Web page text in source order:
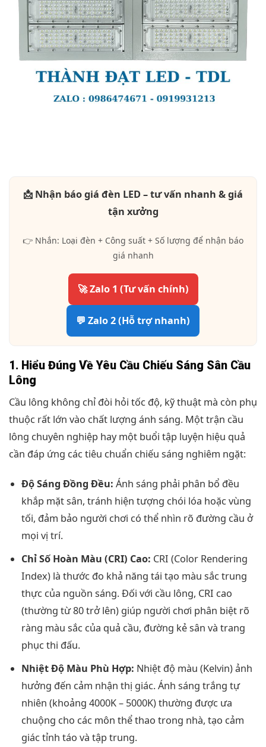
📩 Nhận báo giá đèn LED – tư vấn nhanh & giá
tận xưởng
👉 Nhắn: Loại đèn + Công suất + Số lượng để nhận báo
giá nhanh
🚀 Zalo 1 (Tư vấn chính)
💬 Zalo 2 (Hỗ trợ nhanh)
1. Hiểu Đúng Về Yêu Cầu Chiếu Sáng Sân Cầu
Lông
Cầu lông không chỉ đòi hỏi tốc độ, kỹ thuật mà còn phụ
thuộc rất lớn vào chất lượng ánh sáng. Một trận cầu
lông chuyên nghiệp hay một buổi tập luyện hiệu quả
cần đáp ứng các tiêu chuẩn chiếu sáng nghiêm ngặt:
Độ Sáng Đồng Đều: Ánh sáng phải phân bổ đều
khắp mặt sân, tránh hiện tượng chói lóa hoặc vùng
tối, đảm bảo người chơi có thể nhìn rõ đường cầu ở
mọi vị trí.
Chỉ Số Hoàn Màu (CRI) Cao: CRI (Color Rendering
Index) là thước đo khả năng tái tạo màu sắc trung
thực của nguồn sáng. Đối với cầu lông, CRI cao
(thường từ 80 trở lên) giúp người chơi phân biệt rõ
ràng màu sắc của quả cầu, đường kẻ sân và trang
phục thi đấu.
Nhiệt Độ Màu Phù Hợp: Nhiệt độ màu (Kelvin) ảnh
hưởng đến cảm nhận thị giác. Ánh sáng trắng tự
nhiên (khoảng 4000K – 5000K) thường được ưa
chuộng cho các môn thể thao trong nhà, tạo cảm
giác tỉnh táo và tập trung.